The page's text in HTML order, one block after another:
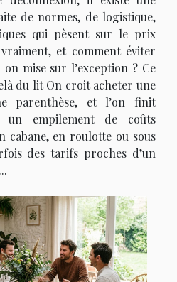
de normes, de logistique,
qui pèsent sur le prix
et comment éviter
mise sur l’exception ? Ce
du lit On croit acheter une
parenthèse, et l’on finit
un empilement de coûts
cabane, en roulotte ou sous
des tarifs proches d’un